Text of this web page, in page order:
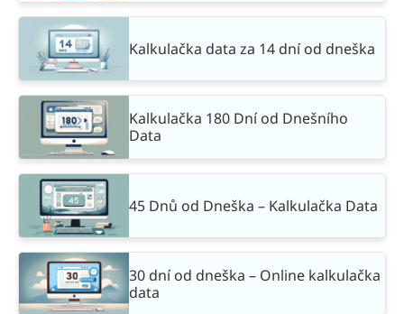
Kalkulačka data za 14 dní od dneška
Kalkulačka 180 Dní od Dnešního
Data
45 Dnů od Dneška – Kalkulačka Data
30 dní od dneška – Online kalkulačka
data